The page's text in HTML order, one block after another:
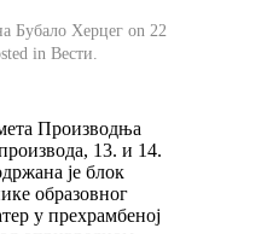
Бубало Херцег on 22
inВести
Производња
13. и 14.
је блок
образовног
у прехрамбеној